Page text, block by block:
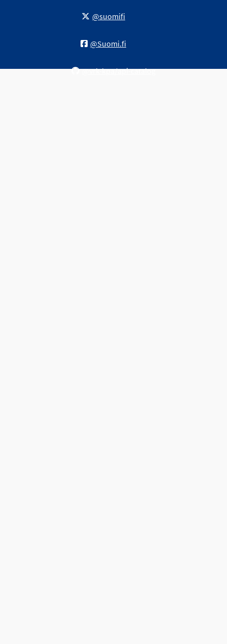
@suomifi
@Suomi.fi
@vrk-kpa/api-catalog